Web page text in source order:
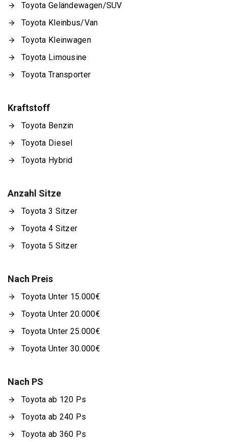
Toyota Geländewagen/SUV
Toyota Kleinbus/Van
Toyota Kleinwagen
Toyota Limousine
Toyota Transporter
Kraftstoff
Toyota Benzin
Toyota Diesel
Toyota Hybrid
Anzahl Sitze
Toyota 3 Sitzer
Toyota 4 Sitzer
Toyota 5 Sitzer
Nach Preis
Toyota Unter 15.000€
Toyota Unter 20.000€
Toyota Unter 25.000€
Toyota Unter 30.000€
Nach PS
Toyota ab 120 Ps
Toyota ab 240 Ps
Toyota ab 360 Ps